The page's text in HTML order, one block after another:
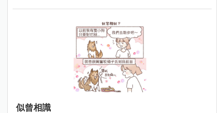
似曾相識